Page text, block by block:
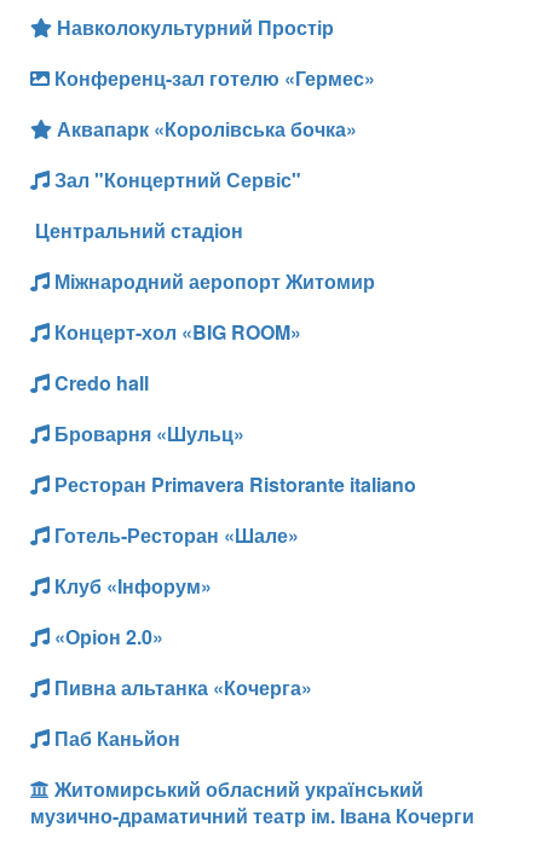
Навколокультурний Простір
Конференц-зал готелю «Гермес»
Аквапарк «Королівська бочка»
Зал "Концертний Сервіс"
Центральний стадіон
Міжнародний аеропорт Житомир
Концерт-хол «BIG ROOM»
Credo hall
Броварня «Шульц»
Ресторан Primavera Ristorante italiano
Готель-Ресторан «Шале»
Клуб «Інфорум»
«Оріон 2.0»
Пивна альтанка «Кочерга»
Паб Каньйон
Житомирський обласний український
музично-драматичний театр ім. Івана Кочерги